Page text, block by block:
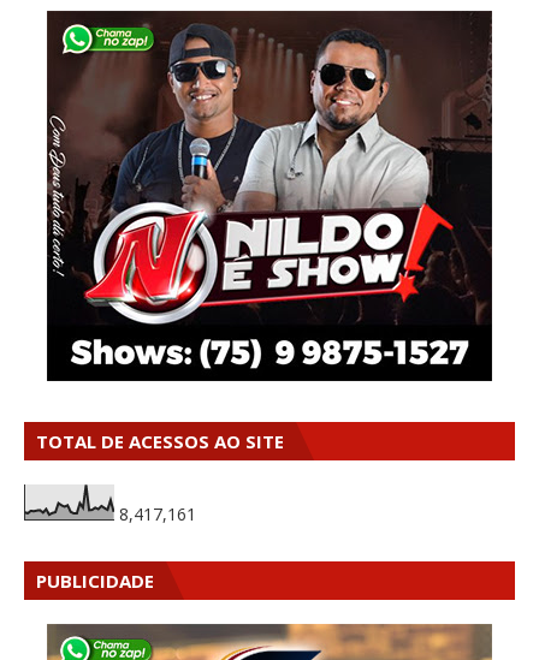
TOTAL DE ACESSOS AO SITE
8,417,161
PUBLICIDADE